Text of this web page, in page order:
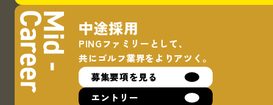
Mid -
Career 中途採用
PINGファミリーとして、
共にゴルフ業界をよりアツく。
募集要項を見る
エントリー